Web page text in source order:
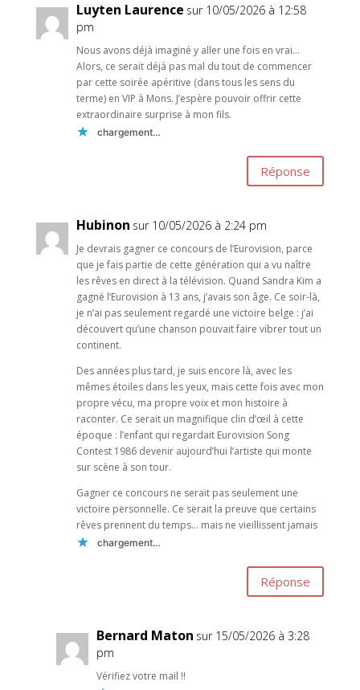
Luyten Laurence sur 10/05/2026 à 12:58
pm
Nous avons déjà imaginé y aller une fois en vrai…
Alors, ce serait déjà pas mal du tout de commencer
par cette soirée apéritive (dans tous les sens du
terme) en VIP à Mons. J’espère pouvoir offrir cette
extraordinaire surprise à mon fils.
chargement…
Réponse
Hubinon sur 10/05/2026 à 2:24 pm
Je devrais gagner ce concours de l’Eurovision, parce
que je fais partie de cette génération qui a vu naître
les rêves en direct à la télévision. Quand Sandra Kim a
gagné l’Eurovision à 13 ans, j’avais son âge. Ce soir-là,
je n’ai pas seulement regardé une victoire belge : j’ai
découvert qu’une chanson pouvait faire vibrer tout un
continent.
Des années plus tard, je suis encore là, avec les
mêmes étoiles dans les yeux, mais cette fois avec mon
propre vécu, ma propre voix et mon histoire à
raconter. Ce serait un magnifique clin d’œil à cette
époque : l’enfant qui regardait Eurovision Song
Contest 1986 devenir aujourd’hui l’artiste qui monte
sur scène à son tour.
Gagner ce concours ne serait pas seulement une
victoire personnelle. Ce serait la preuve que certains
rêves prennent du temps… mais ne vieillissent jamais
chargement…
Réponse
Bernard Maton sur 15/05/2026 à 3:28
pm
Vérifiez votre mail !!